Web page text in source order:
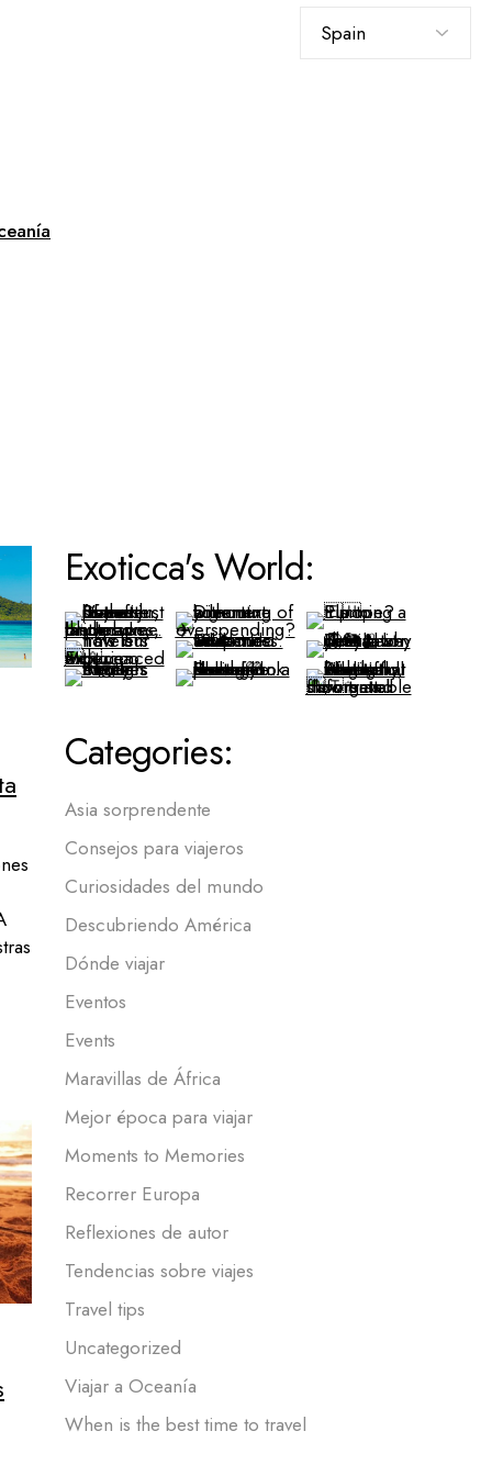
idioma
Exoticca's World:
Categories:
Asia sorprendente
Consejos para viajeros
Curiosidades del mundo
Descubriendo América
Dónde viajar
Eventos
Events
Maravillas de África
Mejor época para viajar
Moments to Memories
Recorrer Europa
Reflexiones de autor
Tendencias sobre viajes
Travel tips
Uncategorized
Viajar a Oceanía
When is the best time to travel